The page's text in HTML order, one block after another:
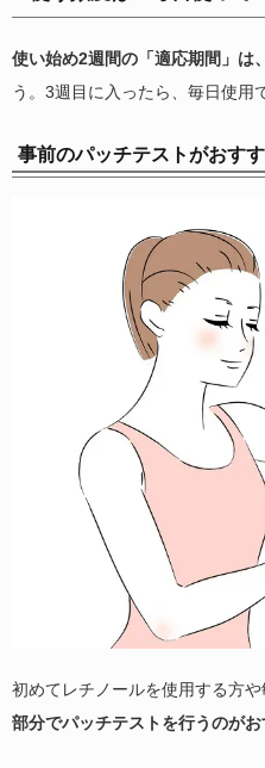
使い始め2週間の「適応期間」は
う。3週目に入ったら、毎日使用
事前のパッチテストがおす
初めてレチノールを使用する方や
部分でパッチテストを行うのが